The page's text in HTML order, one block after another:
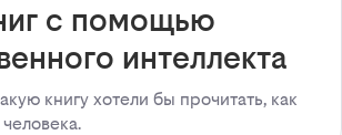
с помощью
интеллекта
книгу хотели бы прочитать, как